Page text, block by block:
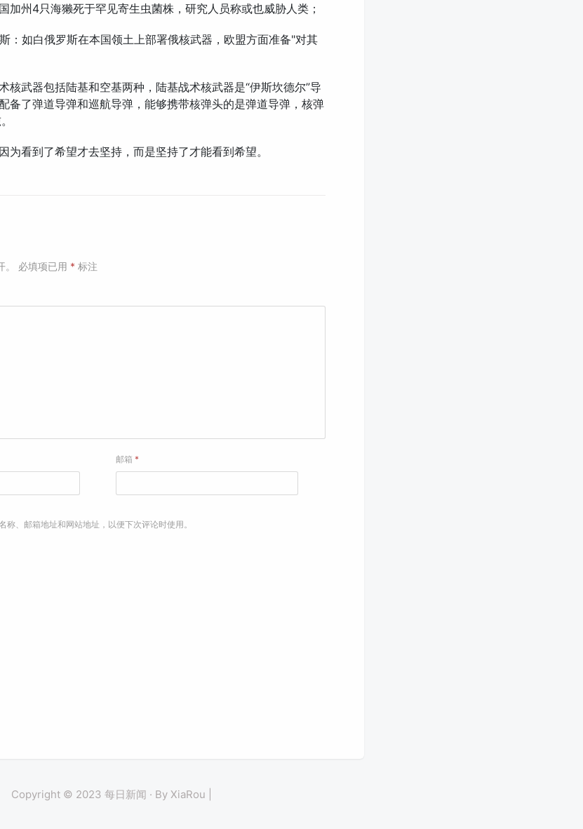
加州4只海獭死于罕见寄生虫菌株，研究人员称或也威胁人类；
：如白俄罗斯在本国领土上部署俄核武器，欧盟方面准备"对其
核武器包括陆基和空基两种，陆基战术核武器是“伊斯坎德尔”导
备了弹道导弹和巡航导弹，能够携带核弹头的是弹道导弹，核弹
为看到了希望才去坚持，而是坚持了才能看到希望。
必填项已用 * 标注
邮箱*
称、邮箱地址和网站地址，以便下次评论时使用。
Copyright © 2023 每日新闻 · By XiaRou |